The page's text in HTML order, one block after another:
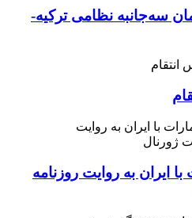
سه‌جانبه نظامی ترکیه-
ایران به روایت روزنامه